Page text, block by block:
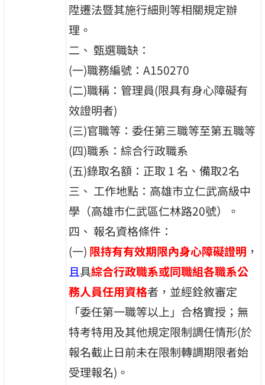
陞遷法暨其施行細則等相關規定辦
理。
二、 甄選職缺：
(一)職務編號：A150270
(二)職稱：管理員(限具有身心障礙有
效證明者)
(三)官職等：委任第三職等至第五職等
(四)職系：綜合行政職系
(五)錄取名額：正取 1 名、備取2名
三、 工作地點：高雄市立仁武高級中
學（高雄市仁武區仁林路20號）。
四、 報名資格條件：
(一) 限持有有效期限內身心障礙證明 ，
且具綜合行政職系或同職組各職系公
務人員任用資格者，並經銓敘審定
「委任第一職等以上」合格實授；無
特考特用及其他規定限制調任情形(於
報名截止日前未在限制轉調期限者始
受理報名)。